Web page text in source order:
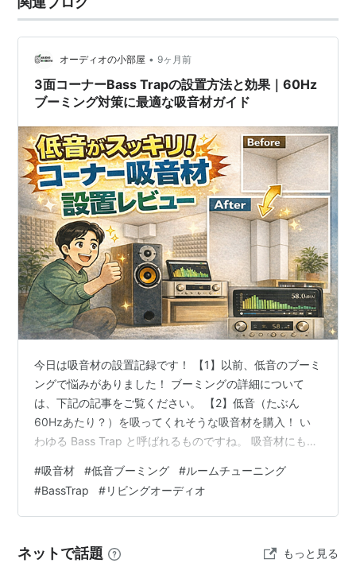
オーディオの小部屋 • 9ヶ月前
3面コーナーBass Trapの設置方法と効果｜60Hz
ブーミング対策に最適な吸音材ガイド
今日は吸音材の設置記録です！ 【1】以前、低音のブーミ
ングで悩みがありました！ ブーミングの詳細について
は、下記の記事をご覧ください。 【2】低音（たぶん
60Hzあたり？）を吸ってくれそうな吸音材を購入！ い
わゆる Bass Trap と呼ばれるものですね。 吸音材にも
プ」など色々ありますが、低音は特に “壁×壁×天井” の3
面コーナーに溜まりやすい そうなので、今回は3面コー
ナー用を選びました。 【3】色はもちろん“白”！ この写
はどうでしょう？ まだピンとこない？（笑） じゃあ、こ
#吸音材 #低音ブーミング #ルームチューニング
#BassTrap #リビングオーディオ
ネットで話題 もっと見る